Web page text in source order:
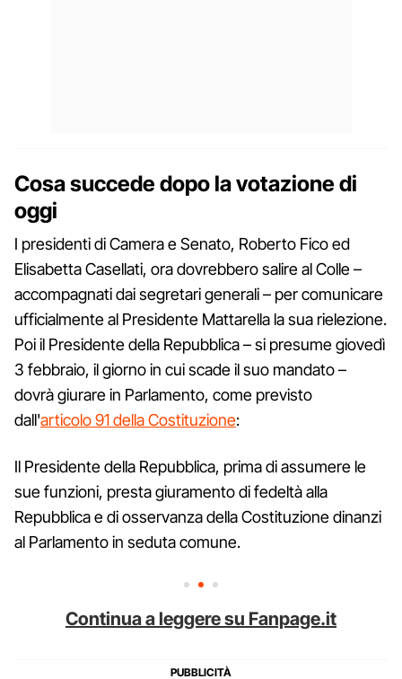
Cosa succede dopo la votazione di
oggi
I presidenti di Camera e Senato, Roberto Fico ed
Elisabetta Casellati, ora dovrebbero salire al Colle –
accompagnati dai segretari generali – per comunicare
ufficialmente al Presidente Mattarella la sua rielezione.
Poi il Presidente della Repubblica – si presume giovedì
3 febbraio, il giorno in cui scade il suo mandato –
dovrà giurare in Parlamento, come previsto
dall'articolo 91 della Costituzione:
Il Presidente della Repubblica, prima di assumere le
sue funzioni, presta giuramento di fedeltà alla
Repubblica e di osservanza della Costituzione dinanzi
al Parlamento in seduta comune.
Continua a leggere su Fanpage.it